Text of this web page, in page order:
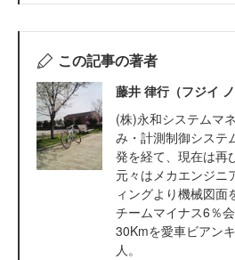
この記事の著者
藤井 律行（フジイ ノ
(株)永和システムマ
み・計測制御システ
発を経て、現在は再
元々はメカエンジニ
ィングより機械図面
チームマイナス6％
30Kmを愛車ビアン
人。